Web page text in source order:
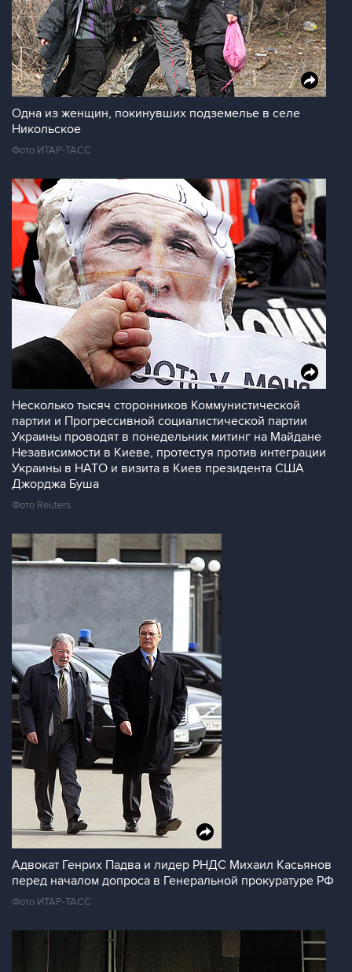
Одна из женщин, покинувших подземелье в селе
Никольское
Фото ИТАР-ТАСС
Несколько тысяч сторонников Коммунистической
партии и Прогрессивной социалистической партии
Украины проводят в понедельник митинг на Майдане
Независимости в Киеве, протестуя против интеграции
Украины в НАТО и визита в Киев президента США
Джорджа Буша
Фото Reuters
Адвокат Генрих Падва и лидер РНДС Михаил Касьянов
перед началом допроса в Генеральной прокуратуре РФ
Фото ИТАР-ТАСС